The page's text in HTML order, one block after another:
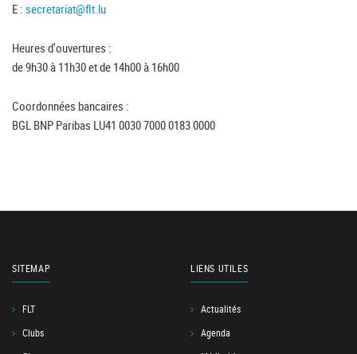
E : secretariat@flt.lu
Heures d'ouvertures :
de 9h30 à 11h30 et de 14h00 à 16h00
Coordonnées bancaires :
BGL BNP Paribas LU41 0030 7000 0183 0000
SITEMAP
FLT
Clubs
LIENS UTILES
Actualités
Agenda